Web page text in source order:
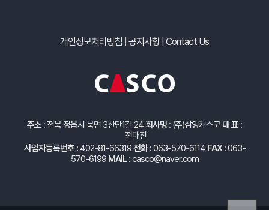
개인정보처리방침 공지사항| Contact Us
주소 :전북 정읍시 북면 3산단1길 24회사명 : (주)삼영캐스코 대 표 :
전대진
사업자등록번호 :402-81-66319전화 :063-570-6114 FAX :063-
570-6199 MAIL :casco@naver.com